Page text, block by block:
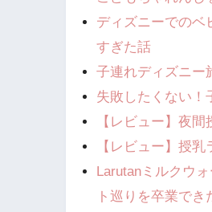
ディズニーでのベ
すぎた話
子連れディズニー
失敗したくない！
【レビュー】夜
【レビュー】授
Larutanミルクウ
ト巡りを卒業でき